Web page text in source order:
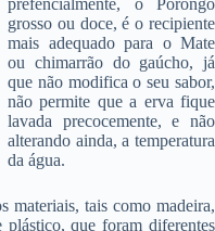
prefencialmente, o Porongo
grosso ou doce, é o recipiente
mais adequado para o Mate
ou chimarrão do gaúcho, já
que não modifica o seu sabor,
não permite que a erva fique
lavada precocemente, e não
alterando ainda, a temperatura
da água.
materiais, tais como madeira,
que foram diferentes